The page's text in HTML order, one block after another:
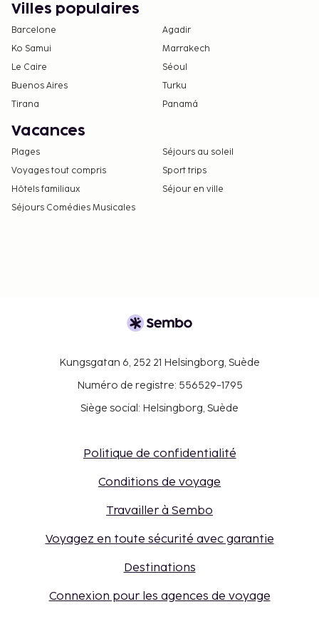
en faire la demande en contactant directement
l'hébergement à l'aide des coordonnées
indiquées dans la confirmation de réservation.
Villes populaires
Barcelone
Agadir
Ko Samui
Marrakech
Le Caire
Séoul
Buenos Aires
Turku
Tirana
Panamá
Vacances
Plages
Séjours au soleil
Voyages tout compris
Sport trips
Hôtels familiaux
Séjour en ville
Séjours Comédies Musicales
Kungsgatan 6, 252 21 Helsingborg, Suède
Numéro de registre: 556529-1795
Siège social: Helsingborg, Suède
Politique de confidentialité
Conditions de voyage
Travailler à Sembo
Voyagez en toute sécurité avec garantie
Destinations
Connexion pour les agences de voyage